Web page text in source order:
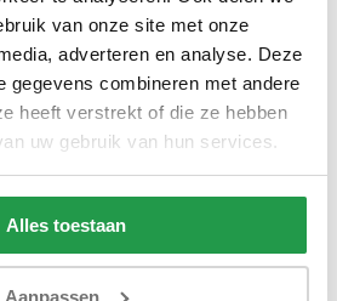
van onze site met onze
adverteren en analyse. Deze
gegevens combineren met andere
heeft verstrekt of die ze hebben
uw gebruik van hun services.
Alles toestaan
Aanpassen
- 10 cm